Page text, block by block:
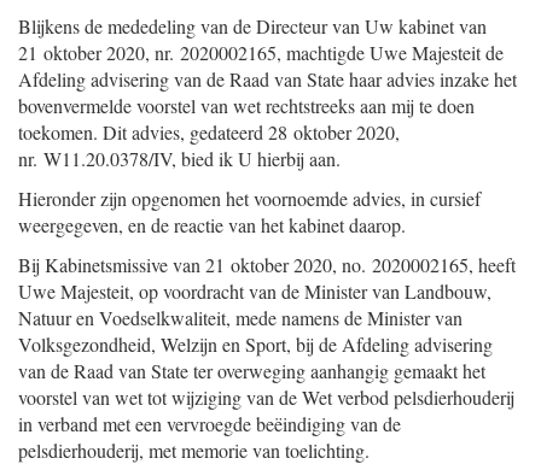
Blijkens de mededeling van de Directeur van Uw kabinet van
21 oktober 2020, nr. 2020002165, machtigde Uwe Majesteit de
Afdeling advisering van de Raad van State haar advies inzake het
bovenvermelde voorstel van wet rechtstreeks aan mij te doen
toekomen. Dit advies, gedateerd 28 oktober 2020,
nr. W11.20.0378/IV, bied ik U hierbij aan.
Hieronder zijn opgenomen het voornoemde advies, in cursief
weergegeven, en de reactie van het kabinet daarop.
Bij Kabinetsmissive van 21 oktober 2020, no. 2020002165, heeft
Uwe Majesteit, op voordracht van de Minister van Landbouw,
Natuur en Voedselkwaliteit, mede namens de Minister van
Volksgezondheid, Welzijn en Sport, bij de Afdeling advisering
van de Raad van State ter overweging aanhangig gemaakt het
voorstel van wet tot wijziging van de Wet verbod pelsdierhouderij
in verband met een vervroegde beëindiging van de
pelsdierhouderij, met memorie van toelichting.